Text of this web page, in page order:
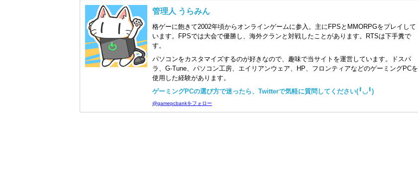
管理人 うらみん
格ゲーに飽きて2002年頃からオンラインゲームに参入。主にFPSとMMORPGをプレイして
います。FPSでは大会で優勝し、海外クランと対戦したことがあります。RTSは下手糞で
す。
パソコンをカスタマイズするのが好きなので、趣味で当サイトを運営しています。ドスパ
ラ、G-Tune、パソコン工房、エイリアンウェア、HP、フロンティアなどのゲーミングPCを
使用した経験があります。
ゲーミングPCの選び方で迷ったら、Twitterで気軽に質問してください(╹◡╹)
@gamepcbankをフォロー